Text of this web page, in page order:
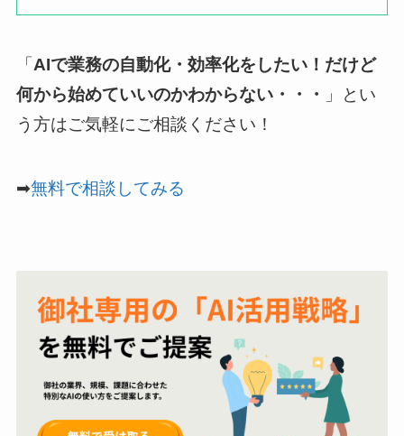
「 AIで業務の自動化・効率化をしたい！だけど
何から始めていいのかわからない・・・
」とい
う方はご気軽にご相談ください！
➡無料で相談してみる